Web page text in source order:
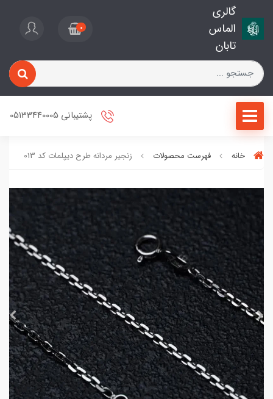
گالری
الماس
تابان
0
پشتیبانی 05133440005
خانه فهرست محصولات زنجیر مردانه طرح دیپلمات کد 013